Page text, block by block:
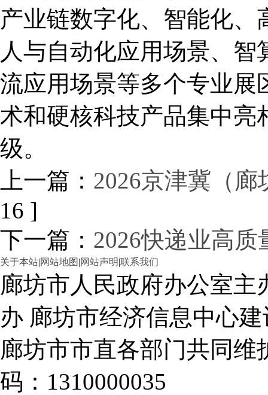
产业链数字化、智能化
人与自动化应用场景、
流应用场景等多个专业展
术和硬核科技产品集中亮
级。
上一篇： 2026京津冀（
16 ]
下一篇： 2026快递业高
关于本站|网站地图 |网站声明|联系我们
廊坊市人民政府办公室
办 廊坊市经济信息中心建
廊坊市市直各部门共同
码：1310000035